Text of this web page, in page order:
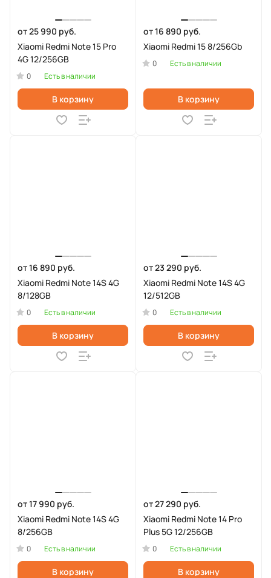
от 25 990 руб.
Xiaomi Redmi Note 15 Pro
4G 12/256GB
0 Есть в наличии
В корзину
от 16 890 руб.
Xiaomi Redmi 15 8/256Gb
0 Есть в наличии
В корзину
от 16 890 руб.
Xiaomi Redmi Note 14S 4G
8/128GB
0 Есть в наличии
В корзину
от 23 290 руб.
Xiaomi Redmi Note 14S 4G
12/512GB
0 Есть в наличии
В корзину
от 17 990 руб.
Xiaomi Redmi Note 14S 4G
8/256GB
0 Есть в наличии
В корзину
от 27 290 руб.
Xiaomi Redmi Note 14 Pro
Plus 5G 12/256GB
0 Есть в наличии
В корзину